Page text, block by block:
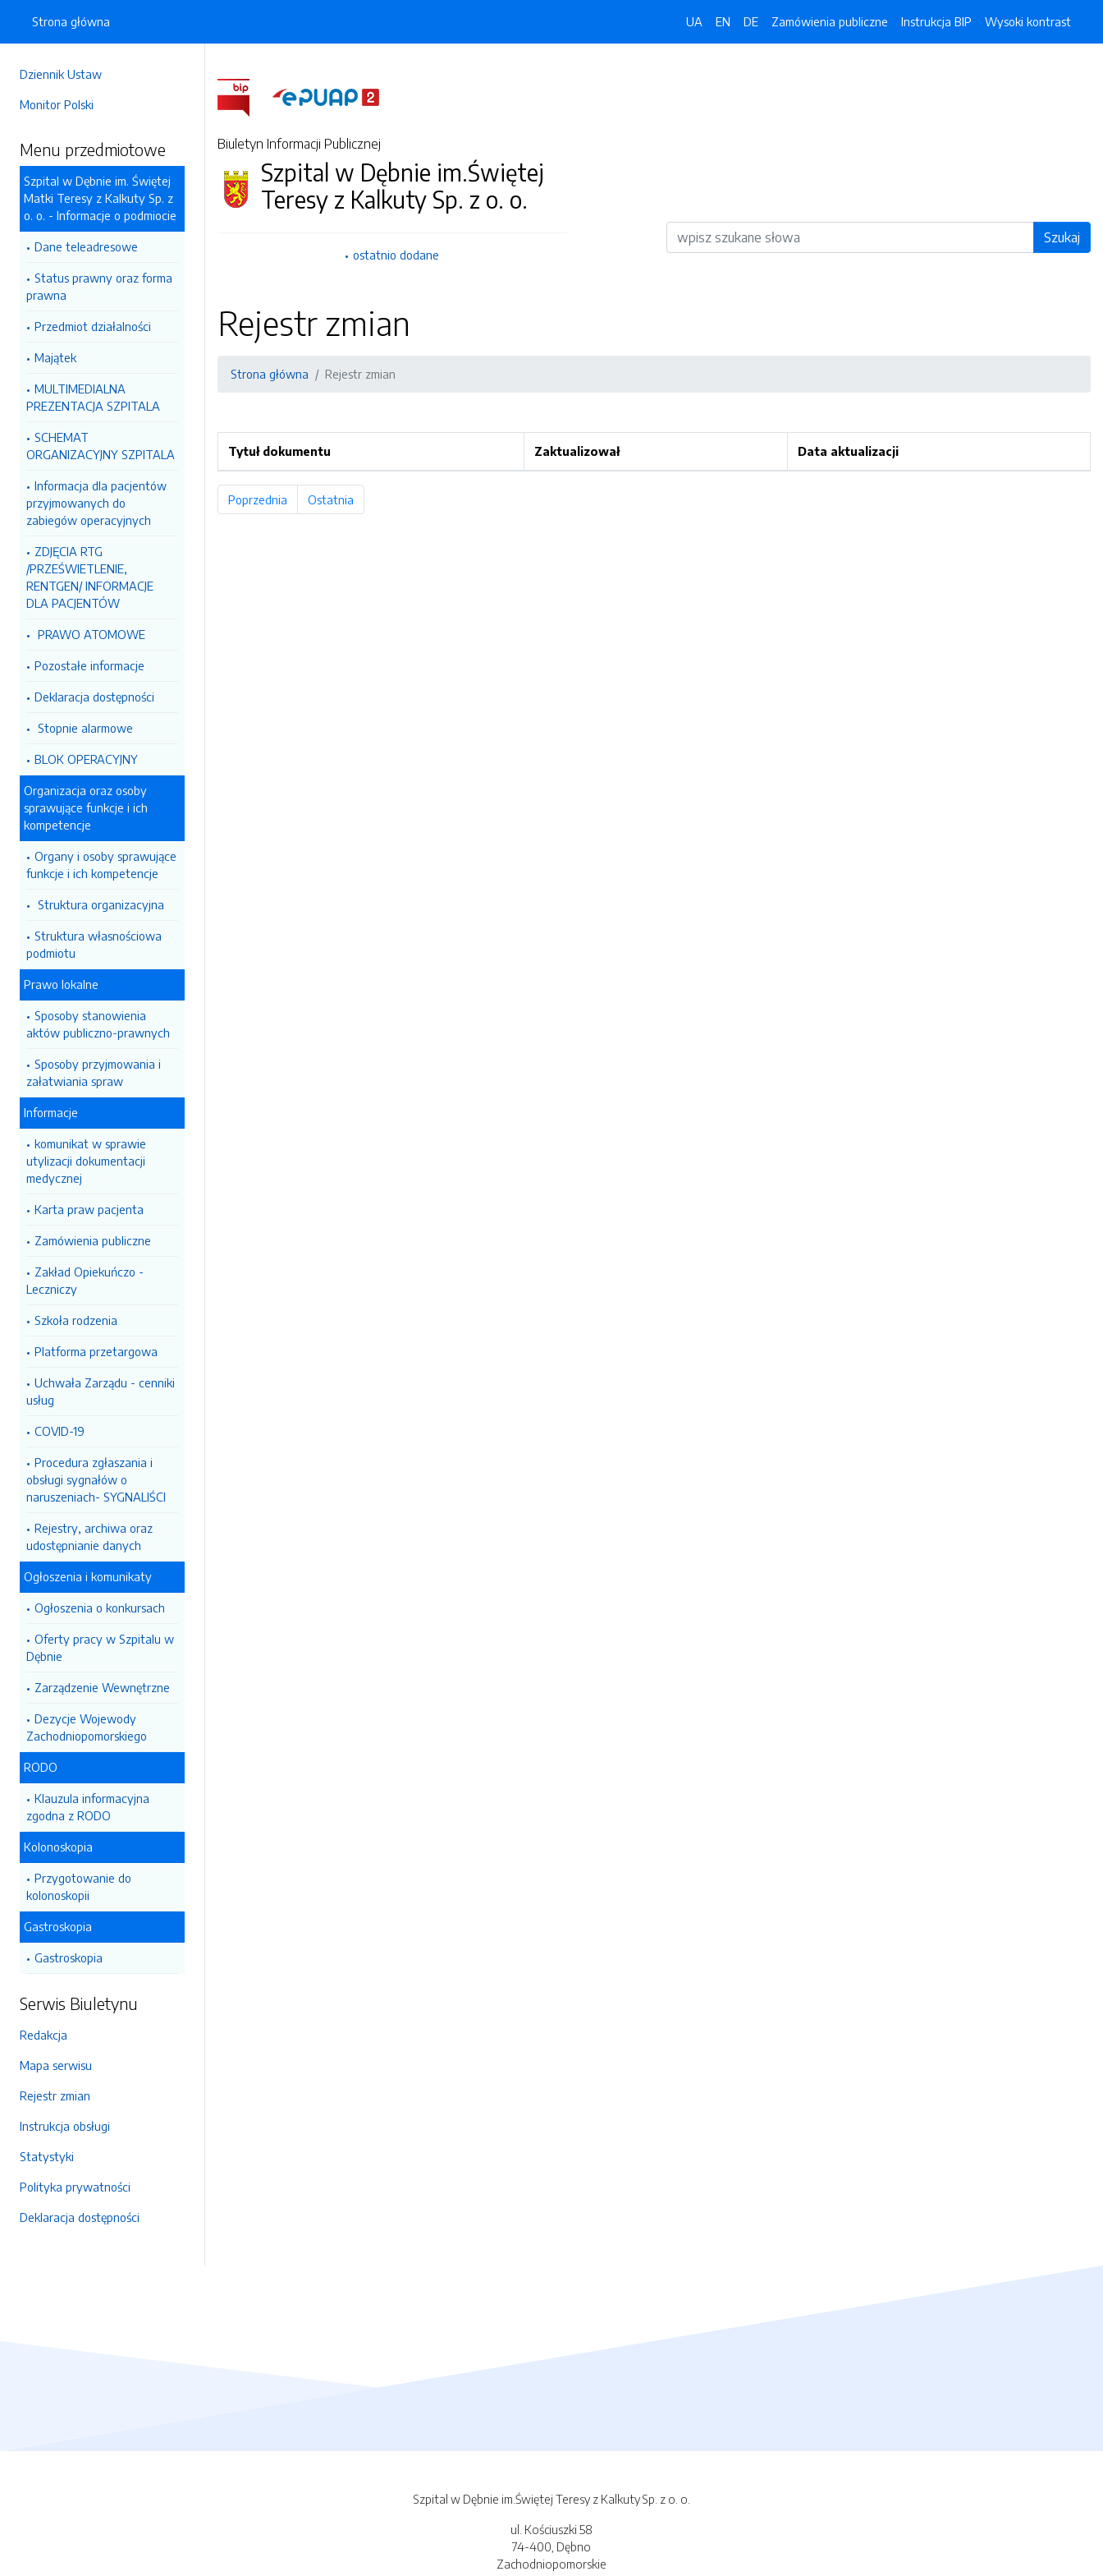
Dziennik Ustaw
Monitor Polski
Menu przedmiotowe
Szpital w Dębnie im. Świętej
Matki Teresy z Kalkuty Sp. z
o. o. - Informacje o podmiocie
Dane teleadresowe
Status prawny oraz forma
prawna
Przedmiot działalności
Majątek
MULTIMEDIALNA
PREZENTACJA SZPITALA
SCHEMAT
ORGANIZACYJNY SZPITALA
Informacja dla pacjentów
przyjmowanych do
zabiegów operacyjnych
ZDJĘCIA RTG
/PRZEŚWIETLENIE,
RENTGEN/ INFORMACJE
DLA PACJENTÓW
PRAWO ATOMOWE
Pozostałe informacje
Deklaracja dostępności
Stopnie alarmowe
BLOK OPERACYJNY
Organizacja oraz osoby
sprawujące funkcje i ich
kompetencje
Organy i osoby sprawujące
funkcje i ich kompetencje
Struktura organizacyjna
Struktura własnościowa
podmiotu
Prawo lokalne
Sposoby stanowienia
aktów publiczno-prawnych
Sposoby przyjmowania i
załatwiania spraw
Informacje
komunikat w sprawie
utylizacji dokumentacji
medycznej
Karta praw pacjenta
Zamówienia publiczne
Zakład Opiekuńczo -
Leczniczy
Szkoła rodzenia
Platforma przetargowa
Uchwała Zarządu - cenniki
usług
COVID-19
Procedura zgłaszania i
obsługi sygnałów o
naruszeniach- SYGNALIŚCI
Rejestry, archiwa oraz
udostępnianie danych
Ogłoszenia i komunikaty
Ogłoszenia o konkursach
Oferty pracy w Szpitalu w
Dębnie
Zarządzenie Wewnętrzne
Dezycje Wojewody
Zachodniopomorskiego
RODO
Klauzula informacyjna
zgodna z RODO
Kolonoskopia
Przygotowanie do
kolonoskopii
Gastroskopia
Gastroskopia
Serwis Biuletynu
Redakcja
Mapa serwisu
Rejestr zmian
Instrukcja obsługi
Statystyki
Polityka prywatności
Deklaracja dostępności
Strona główna UA EN DE Zamówienia publiczne Instrukcja BIP Wysoki kontrast
Biuletyn Informacji Publicznej
Szpital w Dębnie im.Świętej
Teresy z Kalkuty Sp. z o. o.
ostatnio dodane
Wyszukiwarka Szukaj
Rejestr zmian
Strona główna Rejestr zmian
Tytuł dokumentu Zaktualizował Data aktualizacji
Poprzednia stronaOstatnia
Szpital w Dębnie im.Świętej Teresy z Kalkuty Sp. z o. o.
ul. Kościuszki 58
74-400, Dębno
Zachodniopomorskie